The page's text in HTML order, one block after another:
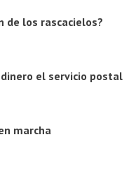
de los rascacielos?
el servicio postal
marcha